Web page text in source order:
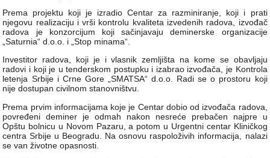
Prema projektu koji je izradio Centar za razminiranje, koji i prati
njegovu realizaciju i vrši kontrolu kvaliteta izvedenih radova, izvođač
radova je konzorcijum koji sačinjavaju deminerske organizacije
„Saturnia“ d.o.o. i „Stop minama“.
Investitor radova, koji je i vlasnik zemljišta na kome se obavljaju
radovi i koji je u tenderskom postupku i izabrao izvođača, je Kontrola
letenja Srbije i Crne Gore „SMATSA“ d.o.o. Radi se o prostoru koji
nije dostupan civilnom stanovništvu.
Prema prvim informacijama koje je Centar dobio od izvođača radova,
povređeni deminer je odmah nakon nesreće prebačen najpre u
Opštu bolnicu u Novom Pazaru, a potom u Urgentni centar Kliničkog
centra Srbije u Beogradu. Na osnovu raspoloživih informacija, nalazi
se van životne opasnosti.